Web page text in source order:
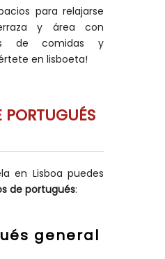
para relajarse
y área con
de comidas y
en lisboeta!
PORTUGUÉS
en Lisboa puedes
de portugués:
general